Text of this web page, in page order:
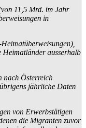
11,5 Mrd. im Jahr
in
ausserhalb
nach Österreich
jährliche Daten
von Erwerbs­tätigen
die Migranten zuvor